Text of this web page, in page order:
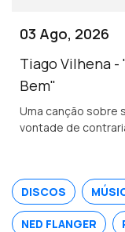
03 Ago, 2026
Tiago Vilhena -
Bem"
Uma canção sobre
vontade de
DISCOS
NED FLANGER